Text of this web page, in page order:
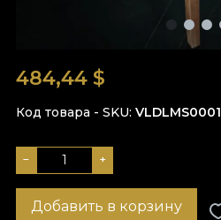
484,44 $
Код товара - SKU VLDLMS0001
− +
Добавить в корзину